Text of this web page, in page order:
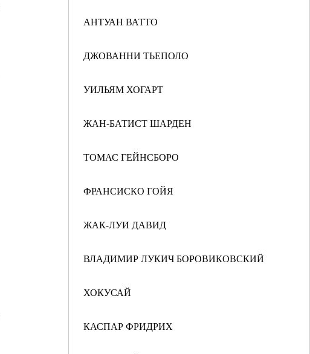
АНТУАН ВАТТО
ДЖОВАННИ ТЬЕПОЛО
УИЛЬЯМ ХОГАРТ
ЖАН-БАТИСТ ШАРДЕН
ТОМАС ГЕЙНСБОРО
ФРАНСИСКО ГОЙЯ
ЖАК-ЛУИ ДАВИД
ВЛАДИМИР ЛУКИЧ БОРОВИКОВСКИЙ
ХОКУСАЙ
КАСПАР ФРИДРИХ